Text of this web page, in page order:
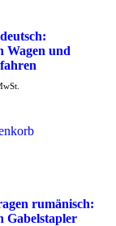
Wagen und
rumänisch:
Gabelstapler